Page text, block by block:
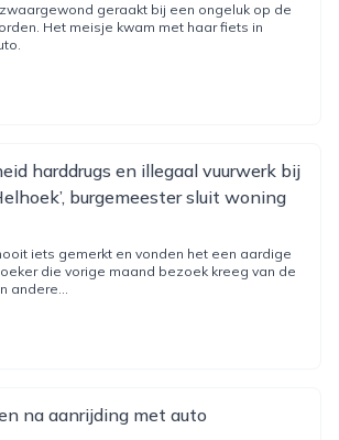
geraakt bij een ongeluk op de
Het meisje kwam met haar fiets in
harddrugs en illegaal vuurwerk bij
burgemeester sluit woning
iets gemerkt en vonden het een aardige
die vorige maand bezoek kreeg van de
andere...
na aanrijding met auto